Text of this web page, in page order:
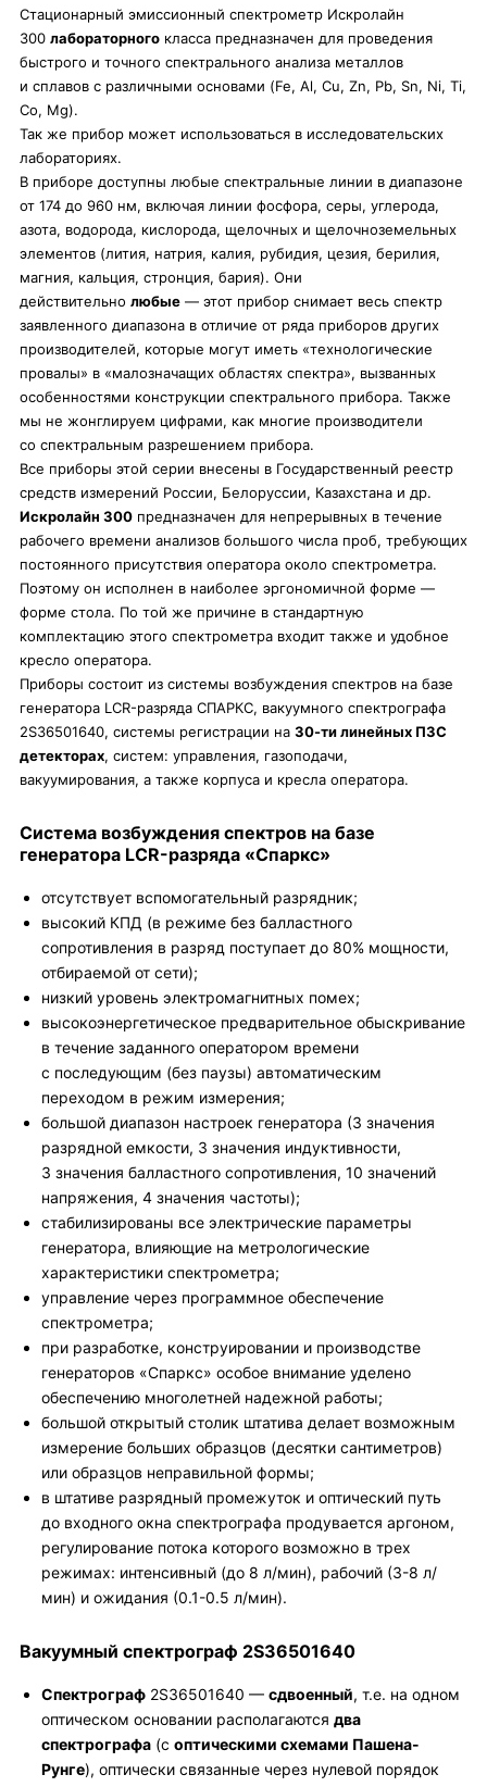
Стационарный эмиссионный спектрометр Искролайн
300 лабораторного класса предназначен для проведения
быстрого и точного спектрального анализа металлов
и сплавов с различными основами (Fe, Al, Cu, Zn, Pb, Sn, Ni, Ti,
Co, Mg).
Так же прибор может использоваться в исследовательских
лабораториях.
В приборе доступны любые спектральные линии в диапазоне
от 174 до 960 нм, включая линии фосфора, серы, углерода,
азота, водорода, кислорода, щелочных и щелочноземельных
элементов (лития, натрия, калия, рубидия, цезия, берилия,
магния, кальция, стронция, бария). Они
действительно любые — этот прибор снимает весь спектр
заявленного диапазона в отличие от ряда приборов других
производителей, которые могут иметь «технологические
провалы» в «малозначащих областях спектра», вызванных
особенностями конструкции спектрального прибора. Также
мы не жонглируем цифрами, как многие производители
со спектральным разрешением прибора.
Все приборы этой серии внесены в Государственный реестр
средств измерений России, Белоруссии, Казахстана и др.
Искролайн 300 предназначен для непрерывных в течение
рабочего времени анализов большого числа проб, требующих
постоянного присутствия оператора около спектрометра.
Поэтому он исполнен в наиболее эргономичной форме —
форме стола. По той же причине в стандартную
комплектацию этого спектрометра входит также и удобное
кресло оператора.
Приборы состоит из системы возбуждения спектров на базе
генератора LCR-разряда СПАРКС, вакуумного спектрографа
2S36501640, системы регистрации на 30-ти линейных ПЗС
детекторах, систем: управления, газоподачи,
вакуумирования, а также корпуса и кресла оператора.
Система возбуждения спектров на базе
генератора LCR-разряда «Спаркс»
отсутствует вспомогательный разрядник;
высокий КПД (в режиме без балластного
сопротивления в разряд поступает до 80% мощности,
отбираемой от сети);
низкий уровень электромагнитных помех;
высокоэнергетическое предварительное обыскривание
в течение заданного оператором времени
с последующим (без паузы) автоматическим
переходом в режим измерения;
большой диапазон настроек генератора (3 значения
разрядной емкости, 3 значения индуктивности,
3 значения балластного сопротивления, 10 значений
напряжения, 4 значения частоты);
стабилизированы все электрические параметры
генератора, влияющие на метрологические
характеристики спектрометра;
управление через программное обеспечение
спектрометра;
при разработке, конструировании и производстве
генераторов «Спаркс» особое внимание уделено
обеспечению многолетней надежной работы;
большой открытый столик штатива делает возможным
измерение больших образцов (десятки сантиметров)
или образцов неправильной формы;
в штативе разрядный промежуток и оптический путь
до входного окна спектрографа продувается аргоном,
регулирование потока которого возможно в трех
режимах: интенсивный (до 8 л/мин), рабочий (3-8 л/
мин) и ожидания (0.1-0.5 л/мин).
Вакуумный спектрограф 2S36501640
Спектрограф 2S36501640 — сдвоенный, т.е. на одном
оптическом основании располагаются два
спектрографа (с оптическими схемами Пашена-
Рунге), оптически связанные через нулевой порядок